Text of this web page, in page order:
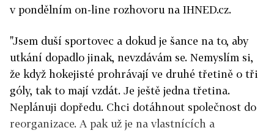
v pondělním on-line rozhovoru na IHNED.cz.
"Jsem duší sportovec a dokud je šance na to, aby
utkání dopadlo jinak, nevzdávám se. Nemyslím si,
že když hokejisté prohrávají ve druhé třetině o tři
góly, tak to mají vzdát. Je ještě jedna třetina.
Neplánuji dopředu. Chci dotáhnout společnost do
reorganizace. A pak už je na vlastnících a